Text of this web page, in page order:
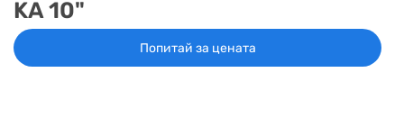
KA 10"
Попитай за цената